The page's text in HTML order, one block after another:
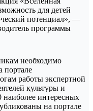
для детей
потенциал», —
программы
необходимо
портале
работы экспертной
культуры и
наиболее интересных
на портале